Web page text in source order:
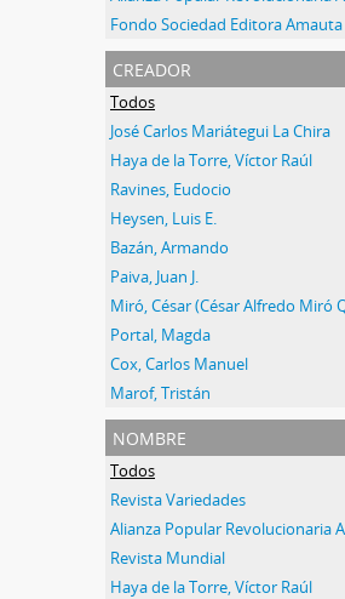
Fondo Sociedad Editora Amauta
creador
Todos
José Carlos Mariátegui La Chira
Haya de la Torre, Víctor Raúl
Ravines, Eudocio
Heysen, Luis E.
Bazán, Armando
Paiva, Juan J.
Portal, Magda
Cox, Carlos Manuel
Marof, Tristán
nombre
Todos
Revista Variedades
Revista Mundial
Haya de la Torre, Víctor Raúl